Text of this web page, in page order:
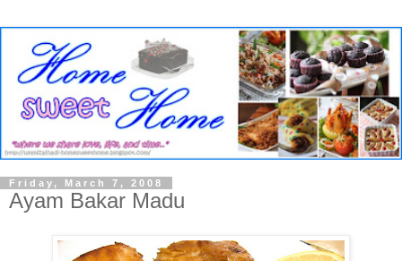
Friday, March 7, 2008
Ayam Bakar Madu